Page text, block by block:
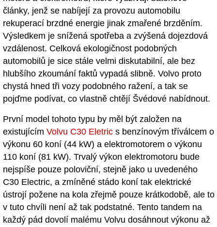
články, jenž se nabíjejí za provozu automobilu
rekuperací brzdné energie jinak zmařené brzděním.
Výsledkem je snížená spotřeba a zvýšená dojezdová
vzdálenost. Celková ekologičnost podobných
automobilů je sice stále velmi diskutabilní, ale bez
hlubšího zkoumání faktů vypadá slibně. Volvo proto
chystá hned tři vozy podobného ražení, a tak se
pojďme podívat, co vlastně chtějí Švédové nabídnout.
První model tohoto typu by měl být založen na
existujícím Volvu C30 Eletric s benzínovým tříválcem o
výkonu 60 koní (44 kW) a elektromotorem o výkonu
110 koní (81 kW). Trvalý výkon elektromotoru bude
nejspíše pouze poloviční, stejně jako u uvedeného
C30 Electric, a zmíněné stádo koní tak elektrické
ústrojí požene na kola zřejmě pouze krátkodobě, ale to
v tuto chvíli není až tak podstatné. Tento tandem na
každý pád dovolí malému Volvu dosáhnout výkonu až